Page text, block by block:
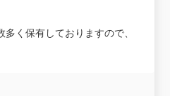
く保有しておりますので、